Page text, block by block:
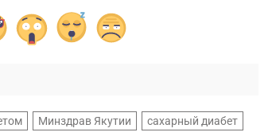
Минздрав Якутии сахарный диабет